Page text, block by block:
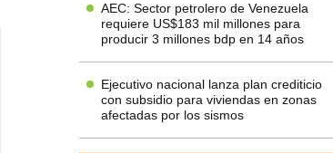
AEC: Sector petrolero de Venezuela
requiere US$183 mil millones para
producir 3 millones bdp en 14 años
Ejecutivo nacional lanza plan crediticio
con subsidio para viviendas en zonas
afectadas por los sismos